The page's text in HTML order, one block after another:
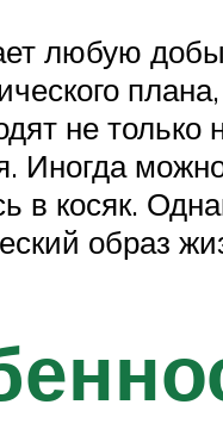
любую
не
Иногда
в косяк.
образ